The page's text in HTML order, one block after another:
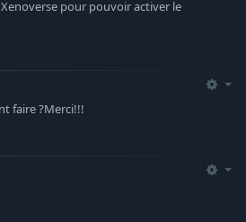
pour pouvoir activer le
faire ?Merci!!!